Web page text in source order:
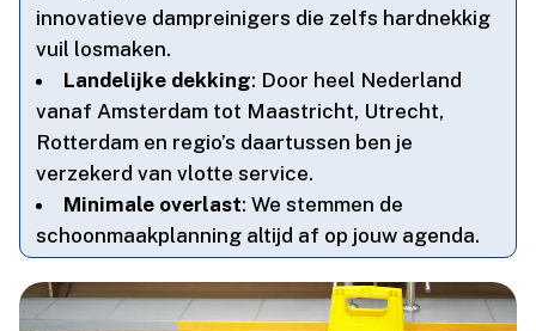
innovatieve dampreinigers die zelfs hardnekkig
vuil losmaken.​
Landelijke dekking: Door heel Nederland
vanaf Amsterdam tot Maastricht, Utrecht,
Rotterdam en regio’s daartussen ben je
verzekerd van vlotte service.​
Minimale overlast: We stemmen de
schoonmaakplanning altijd af op jouw agenda.​